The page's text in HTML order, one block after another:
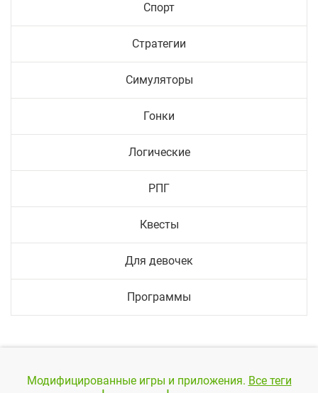
Спорт
Стратегии
Симуляторы
Гонки
Логические
РПГ
Квесты
Для девочек
Программы
Модифицированные игры и приложения. Все теги